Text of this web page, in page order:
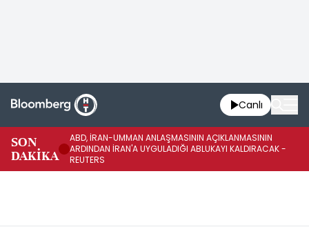
Canlı
SON
DAKİKA
ABD, İRAN-UMMAN ANLAŞMASININ AÇIKLANMASININ
ARDINDAN İRAN'A UYGULADIĞI ABLUKAYI KALDIRACAK -
REUTERS